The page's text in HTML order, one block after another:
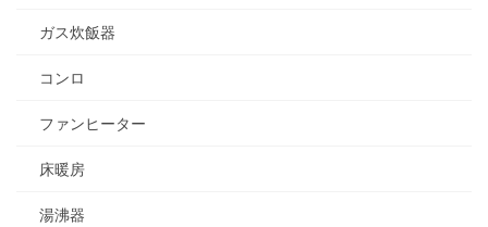
ガス炊飯器
コンロ
ファンヒーター
床暖房
湯沸器